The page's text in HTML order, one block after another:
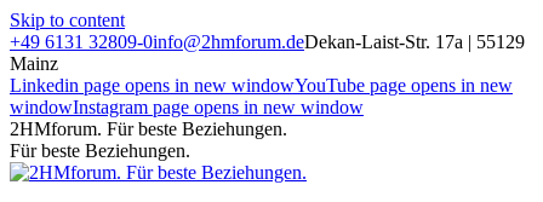
Skip to content
+49 6131 32809-0info@2hmforum.deDekan-Laist-Str. 17a | 55129
Mainz
Linkedin page opens in new windowYouTube page opens in new
windowInstagram page opens in new window
2HMforum. Für beste Beziehungen.
Für beste Beziehungen.